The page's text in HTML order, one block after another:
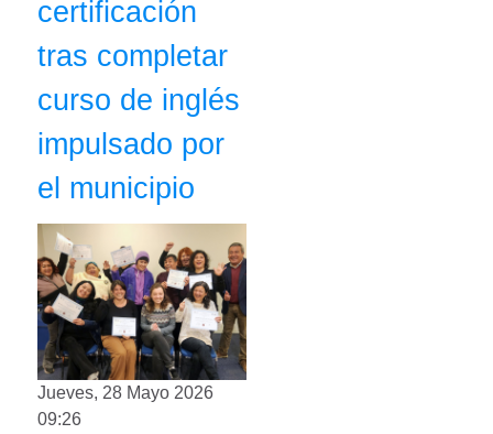
certificación
tras completar
curso de inglés
impulsado por
el municipio
Jueves, 28 Mayo 2026
09:26